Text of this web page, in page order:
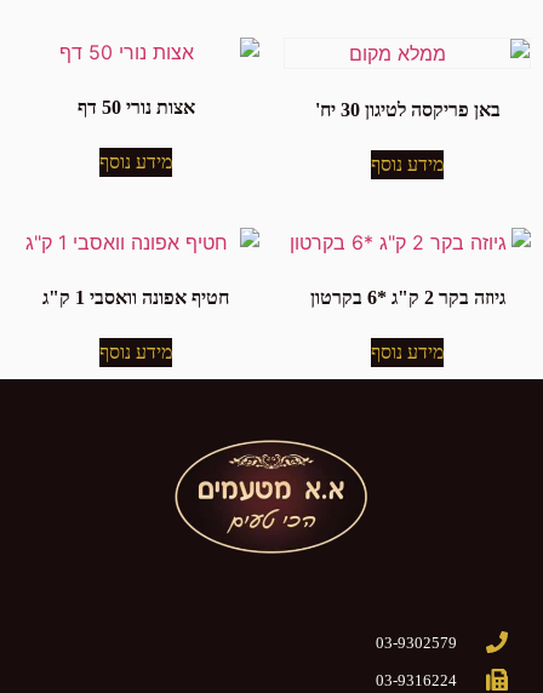
באן פריקסה לטיגון 30 יח'
מידע נוסף
אצות נורי 50 דף
מידע נוסף
גיוזה בקר 2 ק"ג *6 בקרטון
מידע נוסף
חטיף אפונה וואסבי 1 ק"ג
מידע נוסף
03-9302579
03-9316224